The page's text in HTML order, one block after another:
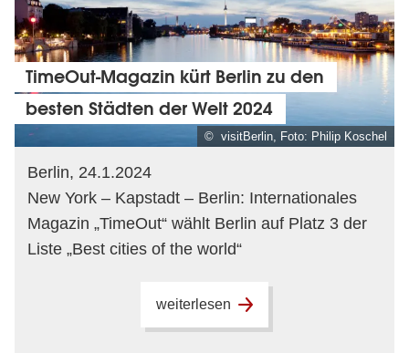
© visitBerlin, Foto: Philip Koschel
TimeOut-Magazin kürt Berlin zu den
besten Städten der Welt 2024
Berlin, 24.1.2024
New York – Kapstadt – Berlin: Internationales
Magazin „TimeOut“ wählt Berlin auf Platz 3 der
Liste „Best cities of the world“
weiterlesen